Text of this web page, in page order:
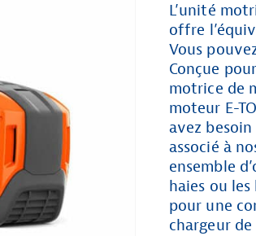
L’unité
offre
Vous
Conçue
motrice de
moteur E-
avez
associé à
ensemble
haies ou
pour une
chargeur